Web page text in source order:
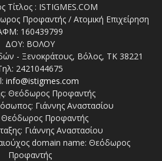
Τίτλος : ISTIGMES.COM
Προφαντής / Ατομική Επιχείρηση
160439799
ΔΟΥ: ΒΟΛΟΥ
- Ξενοκράτους, Βόλος, ΤΚ 38221
2421044675
info@istigmes.com
Θεόδωρος Προφαντής
Γιάννης Αναστασίου
Θεόδωρος Προφαντής
Γιάννης Αναστασίου
domain name: Θεόδωρος
Προφαντής